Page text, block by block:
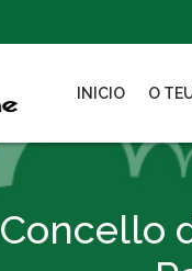
INICIO O
Concello